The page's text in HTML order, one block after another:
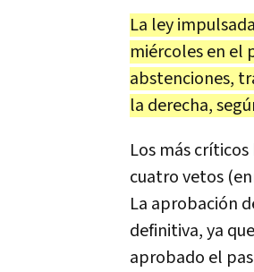
La ley
miércoles en el
abstenciones,
la derecha,
Los más
cuatro vetos
La aprobación
definitiva, ya que
aprobado el